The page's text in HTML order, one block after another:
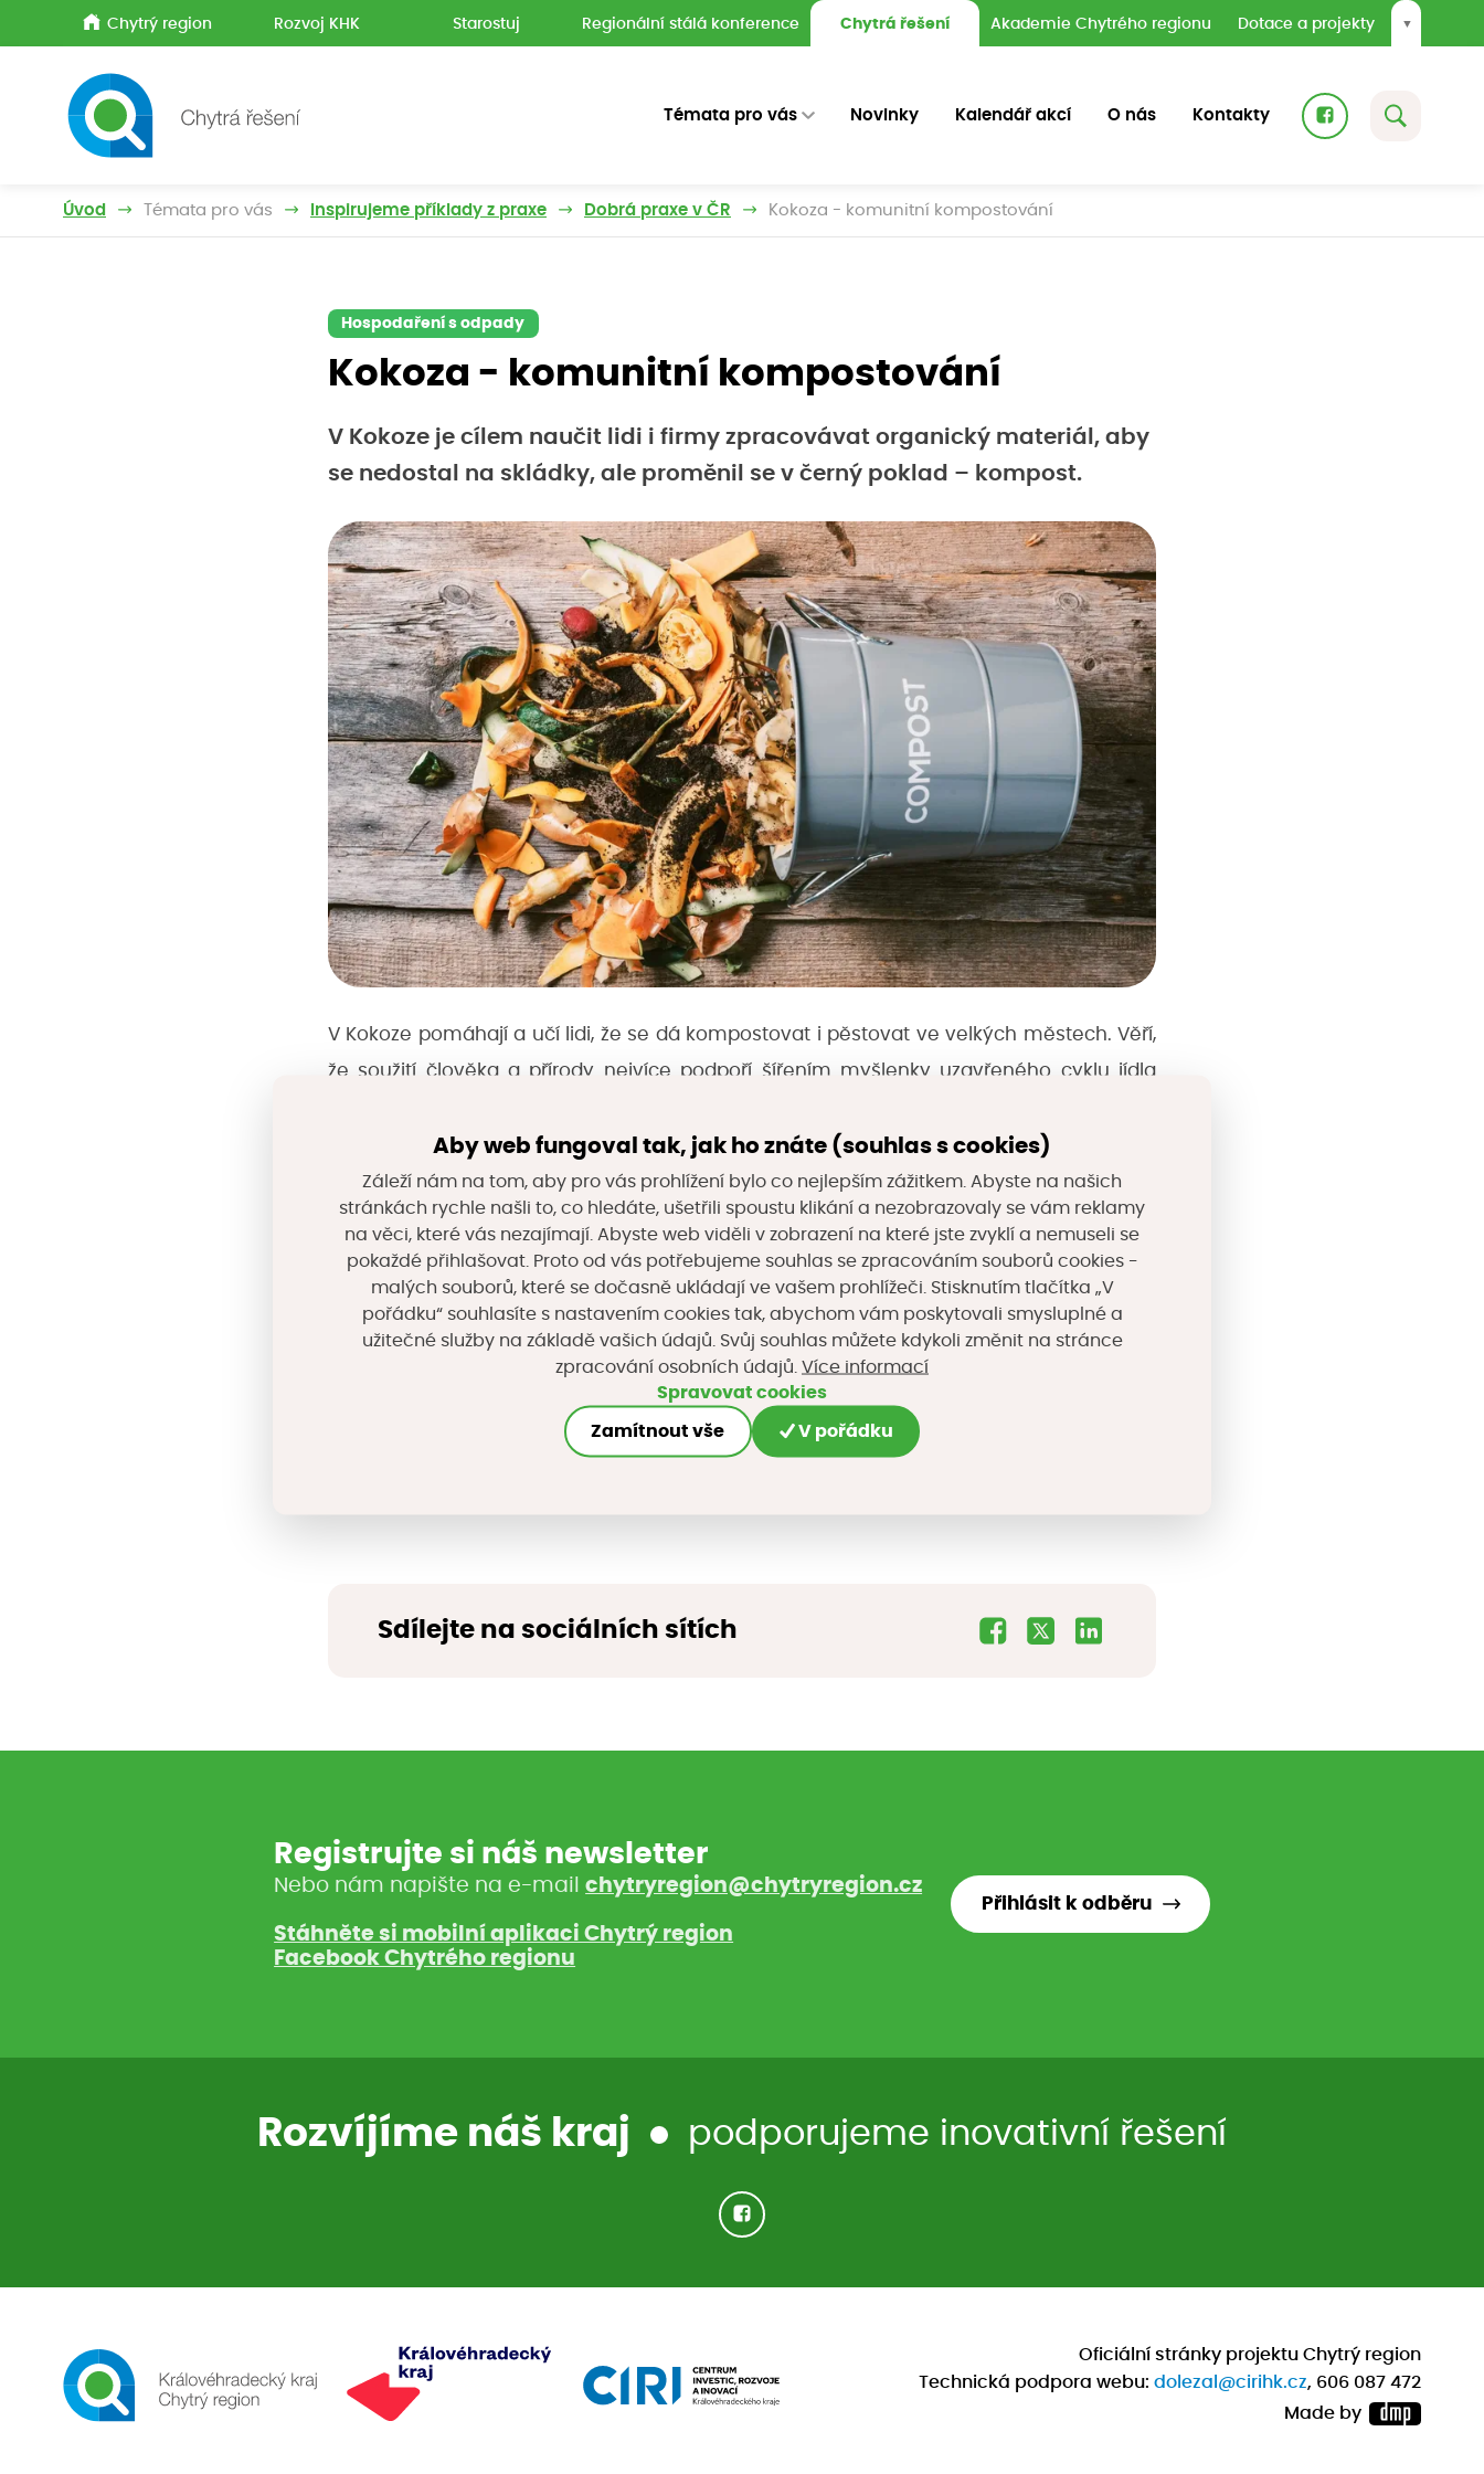
Chytrý region Rozvoj KHK Starostuj Regionální stálá konference Chytrá řešení Akademie Chytrého regionu Dotace a projekty ▼
Témata pro vás Novinky Kalendář akcí O nás Kontakty
Úvod Témata pro vás Inspirujeme příklady z praxe Dobrá praxe v ČR Kokoza - komunitní kompostování
Hospodaření s odpady
Kokoza - komunitní kompostování
V Kokoze je cílem naučit lidi i firmy zpracovávat organický materiál, aby
se nedostal na skládky, ale proměnil se v černý poklad – kompost.
V Kokoze pomáhají a učí lidi, že se dá kompostovat i pěstovat ve velkých městech. Věří,
že soužití člověka a přírody nejvíce podpoří šířením myšlenky uzavřeného cyklu jídla
firmami, kterým pomáhají s udržitelností, budováním firemní kultury, komunitních
zahrad či zpracováním bioodpadu. Nabízejí gastroprovozům, firmám, obcím i školám
výukové programy, které je provedou světem kompostování.
Každý však může začít u sebe doma. Např. metodou Bokashi. Bokashi má svůj původ v
Japonsku. Na rozdíl od běžného kompostování, které vyžaduje pro rozklad odpadů
přístup vzduchu a působení živých organismů, metoda bokashi funguje na principu
anaerobní fermentace. Více se dozvíte vBokashi akademie.
Sdílejte na sociálních sítích
Registrujte si náš newsletter
Nebo nám napište na e-mailchytryregion@chytryregion.cz
Stáhněte si mobilní aplikaci Chytrý region
Facebook Chytrého regionu
Přihlásit k odběru
Rozvíjíme náš kraj podporujeme inovativní řešení
Oficiální stránky projektu Chytrý region
Technická podpora webu: dolezal@cirihk.cz, 606 087 472
Made by
Aby web fungoval tak, jak ho znáte (souhlas s cookies)
Záleží nám na tom, aby pro vás prohlížení bylo co nejlepším zážitkem. Abyste na našich
stránkách rychle našli to, co hledáte, ušetřili spoustu klikání a nezobrazovaly se vám reklamy
na věci, které vás nezajímají. Abyste web viděli v zobrazení na které jste zvyklí a nemuseli se
pokaždé přihlašovat. Proto od vás potřebujeme souhlas se zpracováním souborů cookies -
malých souborů, které se dočasně ukládají ve vašem prohlížeči. Stisknutím tlačítka „V
pořádku“ souhlasíte s nastavením cookies tak, abychom vám poskytovali smysluplné a
užitečné služby na základě vašich údajů. Svůj souhlas můžete kdykoli změnit na stránce
zpracování osobních údajů. Více informací
Spravovat cookies
Zamítnout vše V pořádku